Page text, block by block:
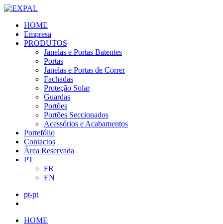
HOME
Empresa
PRODUTOS
Janelas e Portas Batentes
Portas
Janelas e Portas de Correr
Fachadas
Proteção Solar
Guardas
Portões
Portões Seccionados
Acessórios e Acabamentos
Portefólio
Contactos
Área Reservada
PT
FR
EN
pt-pt
HOME